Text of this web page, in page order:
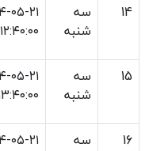
14
سه
شنبه
۱۴۰۴-
۱۲:۴۰:۰۰
15
سه
شنبه
۱۴۰۴-
۱۳:۴۰:۰۰
16
سه
۱۴۰۴-